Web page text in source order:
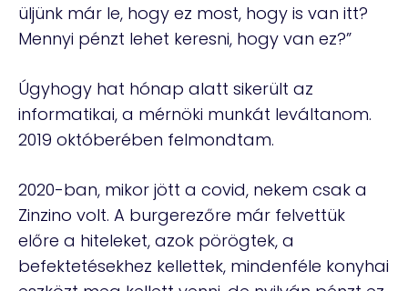
üljünk már le, hogy ez most, hogy is van itt?
Mennyi pénzt lehet keresni, hogy van ez?”
Úgyhogy hat hónap alatt sikerült az
informatikai, a mérnöki munkát leváltanom.
2019 októberében felmondtam.
2020-ban, mikor jött a covid, nekem csak a
Zinzino volt. A burgerezőre már felvettük
előre a hiteleket, azok pörögtek, a
befektetésekhez kellettek, mindenféle konyhai